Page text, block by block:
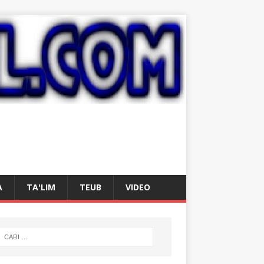
TA'LIM TEUB VIDEO